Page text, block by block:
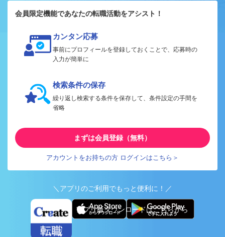
会員限定機能であなたの転職活動をアシスト！
カンタン応募
事前にプロフィールを登録しておくことで、応募時の
入力が簡単に
検索条件の保存
繰り返し検索する条件を保存して、条件設定の手間を
省略
まずは会員登録（無料）
アカウントをお持ちの方 ログインはこちら＞
＼アプリのご利用でもっと便利に！／
アプリ版ダウンロードはこちらから